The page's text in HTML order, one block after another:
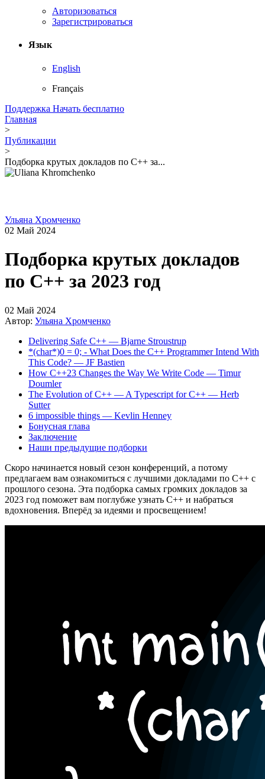
Авторизоваться
Зарегистрироваться
Язык
English
Français
Поддержка Начать бесплатно
Главная
>
Публикации
>
Подборка крутых докладов по С++ за...
Ульяна Хромченко
02 Май 2024
Подборка крутых докладов
по С++ за 2023 год
02 Май 2024
Автор: Ульяна Хромченко
Delivering Safe C++ — Bjarne Stroustrup
*(char*)0 = 0; - What Does the C++ Programmer Intend With
This Code? — JF Bastien
How C++23 Changes the Way We Write Code — Timur
Doumler
The Evolution of C++ — A Typescript for C++ — Herb
Sutter
6 impossible things — Kevlin Henney
Бонусная глава
Заключение
Наши предыдущие подборки
Скоро начинается новый сезон конференций, а потому
предлагаем вам ознакомиться с лучшими докладами по С++ с
прошлого сезона. Эта подборка самых громких докладов за
2023 год поможет вам поглубже узнать С++ и набраться
вдохновения. Вперёд за идеями и просвещением!